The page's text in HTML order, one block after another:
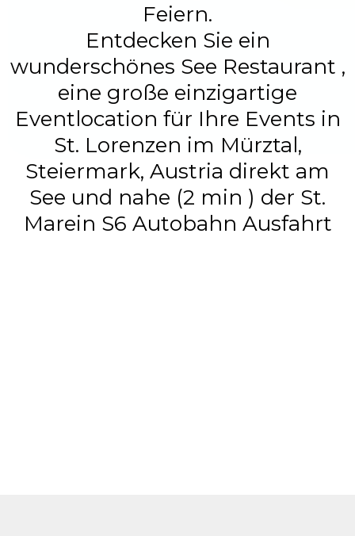
Feiern.
Entdecken Sie ein
wunderschönes See Restaurant ,
eine große einzigartige
Eventlocation für Ihre Events in
St. Lorenzen im Mürztal,
Steiermark, Austria direkt am
See und nahe (2 min ) der St.
Marein S6 Autobahn Ausfahrt